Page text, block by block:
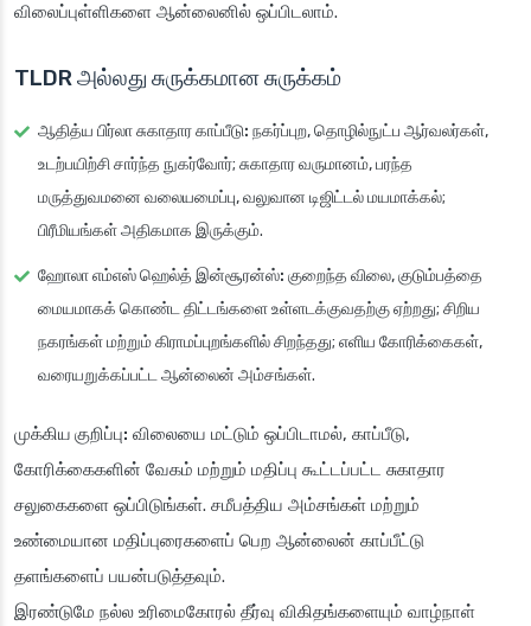
விலைப்புள்ளிகளை ஆன்லைனில் ஒப்பிடலாம்.
TLDR அல்லது சுருக்கமான சுருக்கம்
ஆதித்ய பிர்லா சுகாதார காப்பீடு: நகர்ப்புற, தொழில்நுட்ப ஆர்வலர்கள்,
உடற்பயிற்சி சார்ந்த நுகர்வோர்; சுகாதார வருமானம், பரந்த
மருத்துவமனை வலையமைப்பு, வலுவான டிஜிட்டல் மயமாக்கல்;
பிரீமியங்கள் அதிகமாக இருக்கும்.
ஹோலா எம்எஸ் ஹெல்த் இன்சூரன்ஸ்: குறைந்த விலை, குடும்பத்தை
மையமாகக் கொண்ட திட்டங்களை உள்ளடக்குவதற்கு ஏற்றது; சிறிய
நகரங்கள் மற்றும் கிராமப்புறங்களில் சிறந்தது; எளிய கோரிக்கைகள்,
வரையறுக்கப்பட்ட ஆன்லைன் அம்சங்கள்.
முக்கிய குறிப்பு: விலையை மட்டும் ஒப்பிடாமல், காப்பீடு,
கோரிக்கைகளின் வேகம் மற்றும் மதிப்பு கூட்டப்பட்ட சுகாதார
சலுகைகளை ஒப்பிடுங்கள். சமீபத்திய அம்சங்கள் மற்றும்
உண்மையான மதிப்புரைகளைப் பெற ஆன்லைன் காப்பீட்டு
தளங்களைப் பயன்படுத்தவும்.
இரண்டுமே நல்ல உரிமைகோரல் தீர்வு விகிதங்களையும் வாழ்நாள்